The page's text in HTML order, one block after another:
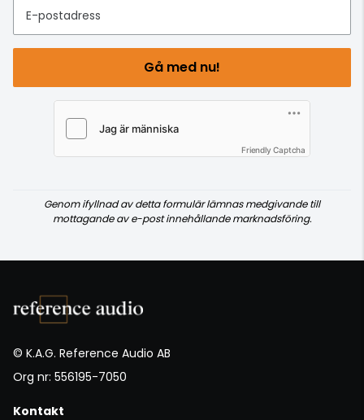
E-postadress
Gå med nu!
Friendly Captcha
Genom ifyllnad av detta formulär lämnas medgivande till
mottagande av e-post innehållande marknadsföring.
© K.A.G. Reference Audio AB
Org nr: 556195-7050
Kontakt